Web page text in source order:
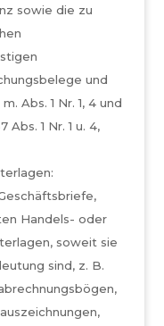
sowie die zu
und
Abs. 1 Nr. 1, 4 und
Abs. 1 Nr. 1 u. 4,
Handels- oder
soweit sie
sind, z. B.